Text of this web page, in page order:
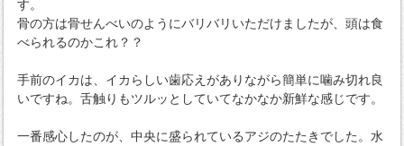
す。
骨の方は骨せんべいのようにバリバリいただけましたが、頭は食
べられるのかこれ？？
手前のイカは、イカらしい歯応えがありながら簡単に噛み切れ良
いですね。舌触りもツルッとしていてなかなか新鮮な感じです。
一番感心したのが、中央に盛られているアジのたたきでした。水